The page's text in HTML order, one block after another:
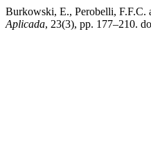
Burkowski, E., Perobelli, F.F.C.
Aplicada, 23(3), pp. 177–210.